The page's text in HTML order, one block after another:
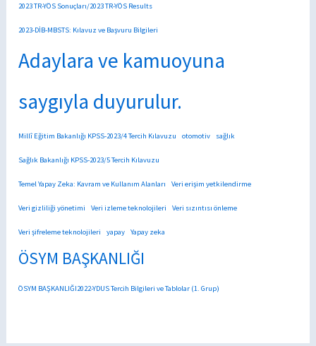
2023 TR-YÖS Sonuçları/2023 TR-YÖS Results
2023-DİB-MBSTS: Kılavuz ve Başvuru Bilgileri
Adaylara ve kamuoyuna
saygıyla duyurulur.
Millî Eğitim Bakanlığı KPSS-2023/4 Tercih Kılavuzu otomotiv sağlık
Sağlık Bakanlığı KPSS-2023/5 Tercih Kılavuzu
Temel Yapay Zeka: Kavram ve Kullanım Alanları Veri erişim yetkilendirme
Veri gizliliği yönetimi Veri izleme teknolojileri Veri sızıntısı önleme
Veri şifreleme teknolojileri yapay Yapay zeka
ÖSYM BAŞKANLIĞI
ÖSYM BAŞKANLIĞI2022-YDUS Tercih Bilgileri ve Tablolar (1. Grup)